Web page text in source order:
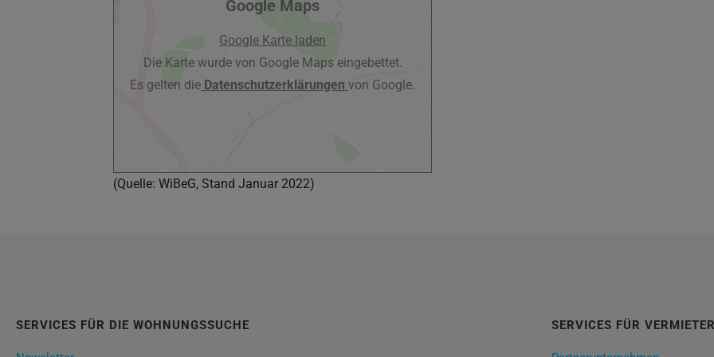
Google Maps
Google Karte laden
Die Karte wurde von Google Maps eingebettet.
Es gelten die Datenschutzerklärungen von Google.
(Quelle: WiBeG, Stand Januar 2022)
SERVICES FÜR DIE WOHNUNGSSUCHE SERVICES FÜR